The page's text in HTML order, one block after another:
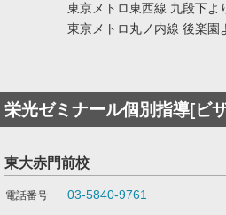
東京メトロ東西線 九段下よ
東京メトロ丸ノ内線 後楽園
栄光ゼミナール個別指導[ビ
東大赤門前校
03-5840-9761